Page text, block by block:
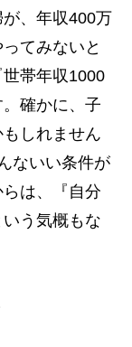
、年収400万
てみないと
帯年収1000
確かに、子
しれません
ないい条件が
は、『自分
う気概もな